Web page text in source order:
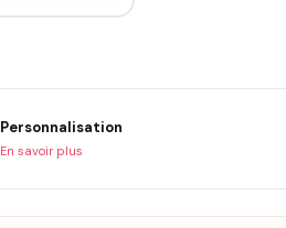
Personnalisation
En savoir plus